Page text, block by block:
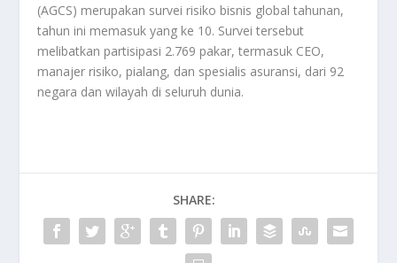
(AGCS) merupakan survei risiko bisnis global tahunan,
tahun ini memasuk yang ke 10. Survei tersebut
melibatkan partisipasi 2.769 pakar, termasuk CEO,
manajer risiko, pialang, dan spesialis asuransi, dari 92
negara dan wilayah di seluruh dunia.
SHARE: